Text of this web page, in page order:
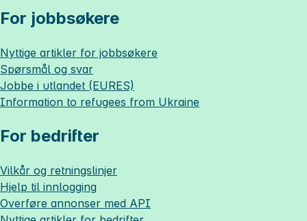
For jobbsøkere
Nyttige artikler for jobbsøkere
Spørsmål og svar
Jobbe i utlandet (EURES)
Information to refugees from Ukraine
For bedrifter
Vilkår og retningslinjer
Hjelp til innlogging
Overføre annonser med API